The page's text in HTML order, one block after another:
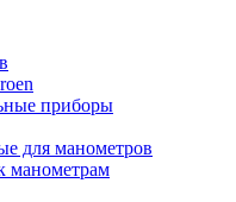
приборы
для манометров
манометрам